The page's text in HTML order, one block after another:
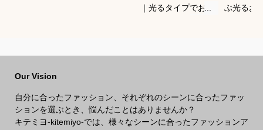
｜光るタイプでおす
ぶ光るお
Our Vision
自分に合ったファッション、それぞれのシーンに合ったファッ
ションを選ぶとき、悩んだことはありませんか？
キテミヨ-kitemiyo-では、様々なシーンに合ったファッションア